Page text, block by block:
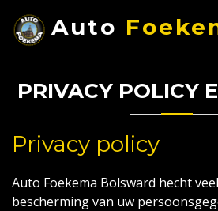
Auto
PRIVACY POLICY
Privacy policy
Auto Foekema Bolsward hecht
bescherming van uw